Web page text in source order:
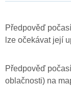
Předpověď
lze očekávat její
Předpověď
oblačnosti) na